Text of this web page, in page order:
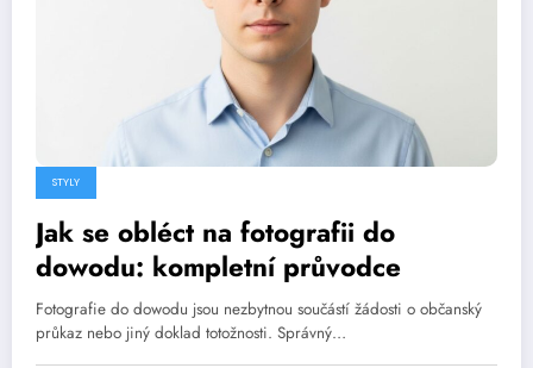
STYLY
Jak se obléct na fotografii do
dowodu: kompletní průvodce
Fotografie do dowodu jsou nezbytnou součástí žádosti o občanský
průkaz nebo jiný doklad totožnosti. Správný…